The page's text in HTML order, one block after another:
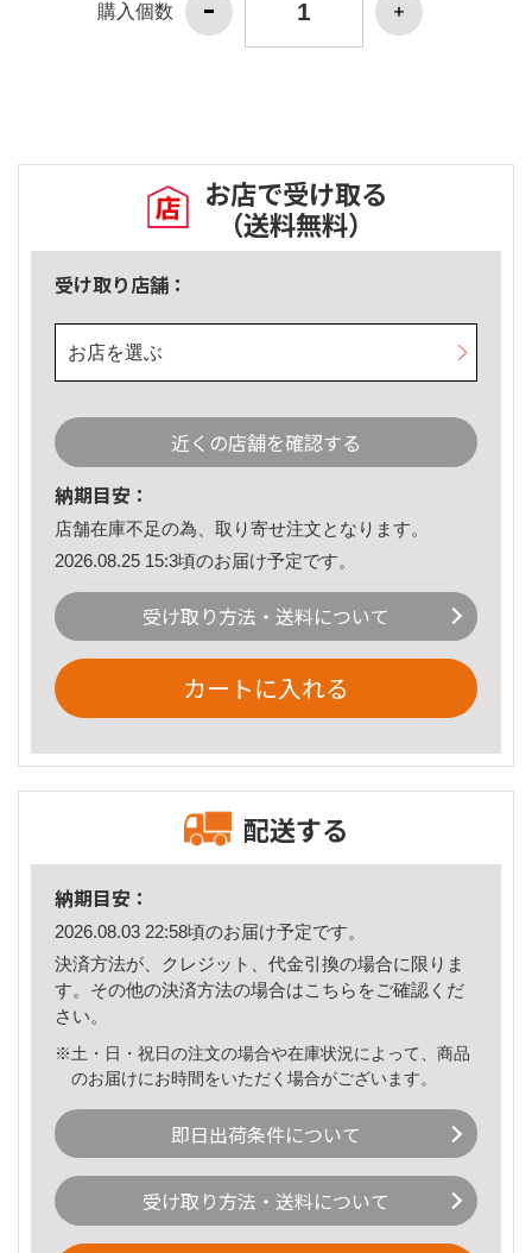
購入個数
お店で受け取る
（送料無料）
受け取り店舗：
お店を選ぶ
近くの店舗を確認する
納期目安：
店舗在庫不足の為、取り寄せ注文となります。
2026.08.25 15:3頃のお届け予定です。
受け取り方法・送料について
カートに入れる
配送する
納期目安：
2026.08.03 22:58頃のお届け予定です。
決済方法が、クレジット、代金引換の場合に限りま
す。その他の決済方法の場合はこちら をご確認くだ
さい。
※土・日・祝日の注文の場合や在庫状況によって、商品
のお届けにお時間をいただく場合がございます。
即日出荷条件について
受け取り方法・送料について